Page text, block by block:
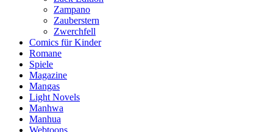
Zampano
Zauberstern
Zwerchfell
Comics für Kinder
Romane
Spiele
Magazine
Mangas
Light Novels
Manhwa
Manhua
Webtoons